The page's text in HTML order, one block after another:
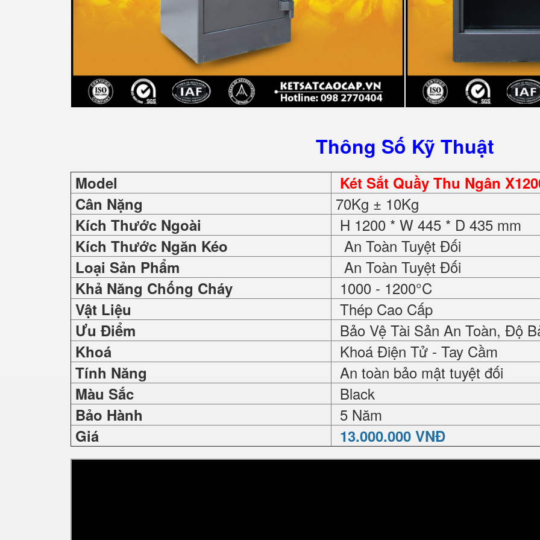
Thông Số Kỹ Thuật
Model
Két Sắt Quầy Thu Ngân
Cân Nặng
70Kg ± 10Kg
Kích Thước Ngoài H 1200 * W 445 * D 435 mm
Kích Thước Ngăn Kéo An Toàn Tuyệt Đối
Loại Sản Phẩm An Toàn Tuyệt Đối
Khả Năng Chống Cháy 1000 - 1200°C
Vật Liệu Thép Cao Cấp
Ưu Điểm Bảo Vệ Tài Sản An Toàn, Độ
Khoá Khoá Điện Tử - Tay Cầm
Tính Năng An toàn bảo mật tuyệt đối
Màu Sắc Black
Bảo Hành 5 Năm
Giá 13.000.000 VNĐ